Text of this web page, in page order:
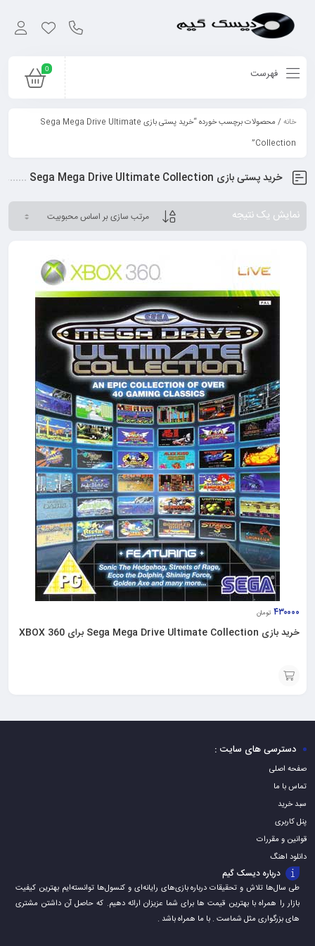
0 فهرست
خانه
/ محصولات برچسب خورده “خرید پستی بازی Sega Mega Drive Ultimate
Collection”
خرید پستی بازی Sega Mega Drive Ultimate Collection
نمایش یک نتیجه
۴۳۰۰۰۰ تومان
خرید بازی Sega Mega Drive Ultimate Collection برای XBOX 360
به
دسترسی های سایت :
صفحه اصلی
تماس با ما
سبد خرید
پنل کاربری
قوانین و مقررات
دانلود اهنگ
درباره دیسک گیم
طی سال‌ها تلاش و تحقیقات درباره بازی‌های رایانه‌ای و کنسول‌ها توانسته‌ایم بهترین کیفیت
بازار را همراه با بهترین قیمت ها برای شما عزیزان ارائه دهیم. که حاصل آن داشتن مشتری
های بزرگواری مثل شماست . با ما همراه باشد .